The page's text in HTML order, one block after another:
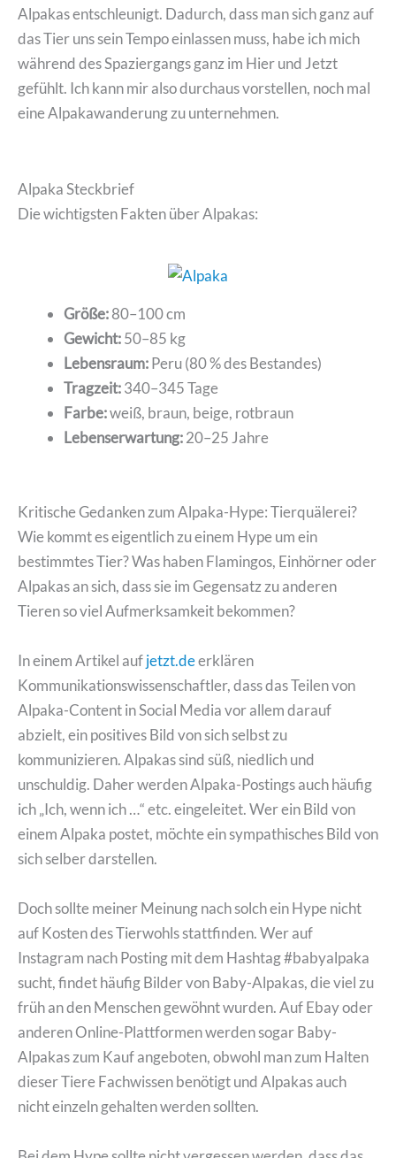
Alpakas entschleunigt. Dadurch, dass man sich ganz auf
das Tier uns sein Tempo einlassen muss, habe ich mich
während des Spaziergangs ganz im Hier und Jetzt
gefühlt. Ich kann mir also durchaus vorstellen, noch mal
eine Alpakawanderung zu unternehmen.
Alpaka Steckbrief
Die wichtigsten Fakten über Alpakas:
Größe:80–100 cm
Gewicht:50–85 kg
Lebensraum:Peru (80 % des Bestandes)
Tragzeit:340–345 Tage
Farbe:weiß, braun, beige, rotbraun
Lebenserwartung:20–25 Jahre
Kritische Gedanken zum Alpaka-Hype: Tierquälerei?
Wie kommt es eigentlich zu einem Hype um ein
bestimmtes Tier? Was haben Flamingos, Einhörner oder
Alpakas an sich, dass sie im Gegensatz zu anderen
Tieren so viel Aufmerksamkeit bekommen?
In einem Artikel aufjetzt.deerklären
Kommunikationswissenschaftler, dass das Teilen von
Alpaka-Content in Social Media vor allem darauf
abzielt, ein positives Bild von sich selbst zu
kommunizieren. Alpakas sind süß, niedlich und
unschuldig. Daher werden Alpaka-Postings auch häufig
ich „Ich, wenn ich …“ etc. eingeleitet. Wer ein Bild von
einem Alpaka postet, möchte ein sympathisches Bild von
sich selber darstellen.
Doch sollte meiner Meinung nach solch ein Hype nicht
auf Kosten des Tierwohls stattfinden. Wer auf
Instagram nach Posting mit dem Hashtag #babyalpaka
sucht, findet häufig Bilder von Baby-Alpakas, die viel zu
früh an den Menschen gewöhnt wurden. Auf Ebay oder
anderen Online-Plattformen werden sogar Baby-
Alpakas zum Kauf angeboten, obwohl man zum Halten
dieser Tiere Fachwissen benötigt und Alpakas auch
nicht einzeln gehalten werden sollten.